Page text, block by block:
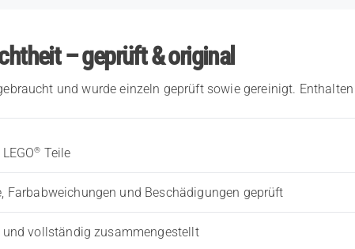
– geprüft & original
und wurde einzeln geprüft sowie gereinigt.
® Teile
Farbabweichungen und Beschädigungen geprüft
und vollständig zusammengestellt